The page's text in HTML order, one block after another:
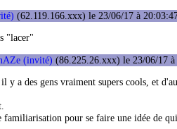
(62.119.166.xxx) le 23/06/17 à
"lacer"
(invité) (86.225.26.xxx) le 23/06/17
a des gens vraiment supers cools, et
familiarisation pour se faire une idée de